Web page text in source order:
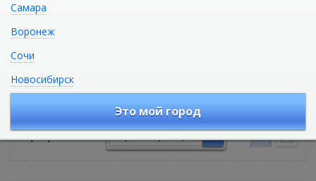
Водонагреватели
Сортировать по:
Самара
Воронеж
Сочи
Новосибирск
Это мой город